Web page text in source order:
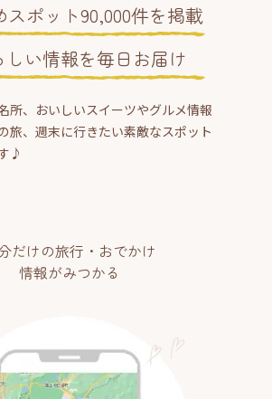
スポット90,000件を掲載
しい情報を毎日お届け
所、おいしいスイーツやグルメ情報
旅、週末に行きたい素敵なスポット
♪
だけの旅行・おでかけ
情報がみつかる